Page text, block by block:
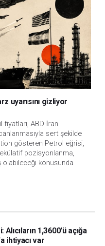
uyarısını gizliyor
ABD-İran
sert şekilde
gösteren Petrol eğrisi,
pozisyonlanma,
olabileceği konusunda
1,3600'ü açığa
ihtiyacı var